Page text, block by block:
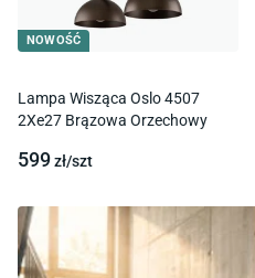
NOWOŚĆ
Lampa Wisząca Oslo 4507
2Xe27 Brązowa Orzechowy
599zł/szt